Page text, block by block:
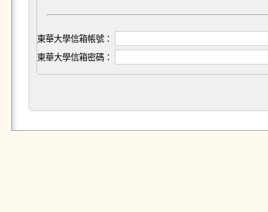
東華大學信箱帳號：
東華大學信箱密碼：